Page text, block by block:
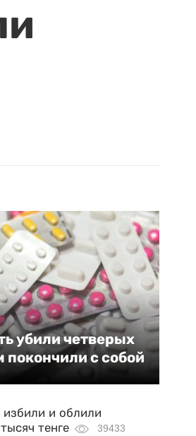
убили четверых
покончили с собой
и облили
тенге
39433